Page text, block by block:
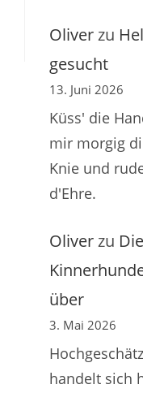
Oliverzu
gesucht
13. Juni 2026
Küss' die
mir morgig
Knie und
d'Ehre.
Oliverzu
über
3. Mai 2026
handelt sich